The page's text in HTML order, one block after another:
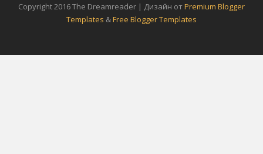
Copyright 2016 The Dreamreader | Дизайн отPremium Blogger
Templates &Free Blogger Templates